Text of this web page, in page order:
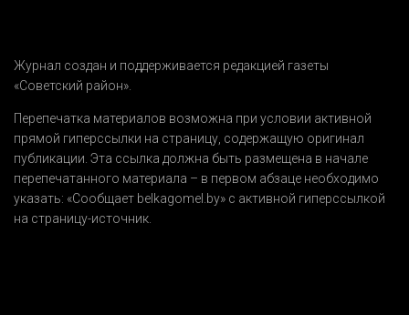
Журнал создан и поддерживается редакцией газеты
«Советский район».
Перепечатка материалов возможна при условии активной
прямой гиперссылки на страницу, содержащую оригинал
публикации. Эта ссылка должна быть размещена в начале
перепечатанного материала – в первом абзаце необходимо
указать: «Сообщает belkagomel.by» с активной гиперссылкой
на страницу-источник.